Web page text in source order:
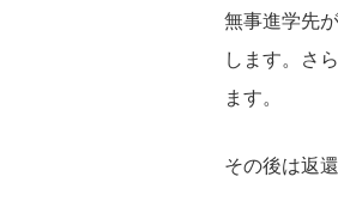
無事進学先
します。さ
ます。
その後は返